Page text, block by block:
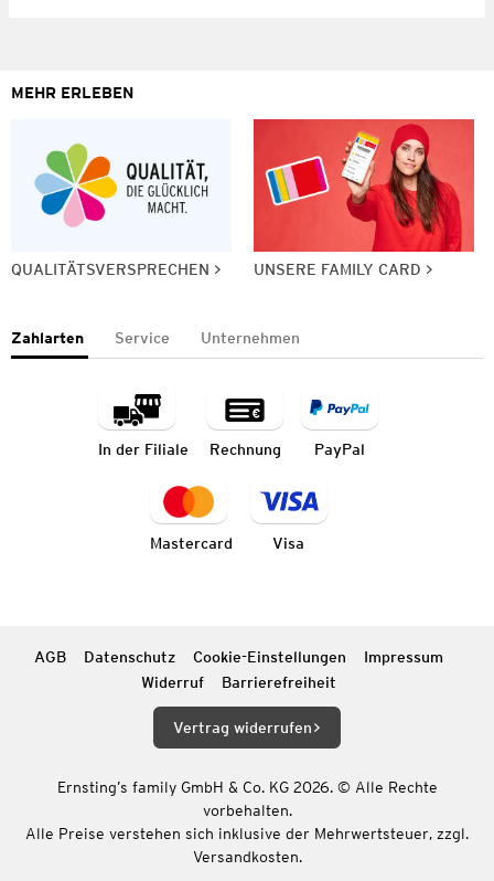
MEHR ERLEBEN
QUALITÄTSVERSPRECHEN UNSERE FAMILY CARD
Zahlarten Service Unternehmen
In der Filiale Rechnung PayPal
Mastercard Visa
AGB Datenschutz Cookie-Einstellungen
Impressum
Widerruf
Barrierefreiheit
Vertrag widerrufen
Ernsting’s family GmbH & Co. KG 2026. © Alle Rechte
vorbehalten.
Alle Preise verstehen sich inklusive der Mehrwertsteuer, zzgl.
Versandkosten.